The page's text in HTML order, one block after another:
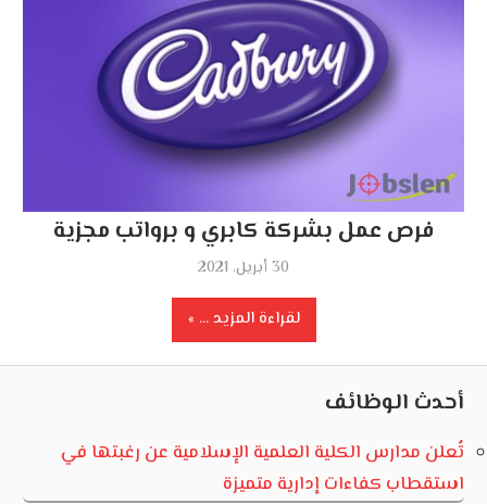
فرص عمل بشركة كابري و برواتب مجزية
30 أبريل، 2021
لقراءة المزيد ...
أحدث الوظائف
تُعلن مدارس الكلية العلمية الإسلامية عن رغبتها في
استقطاب كفاءات إدارية متميزة